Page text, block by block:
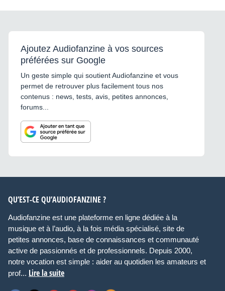
Ajoutez Audiofanzine à vos sources
préférées sur Google
Un geste simple qui soutient Audiofanzine et vous
permet de retrouver plus facilement tous nos
contenus : news, tests, avis, petites annonces,
forums...
QU’EST-CE QU’AUDIOFANZINE ?
Audiofanzine est une plateforme en ligne dédiée à la
musique et à l’audio, à la fois média spécialisé, site de
petites annonces, base de connaissances et communauté
active de passionnés et de professionnels. Depuis 2000,
notre vocation est simple : aider au quotidien les amateurs et
prof... Lire la suite